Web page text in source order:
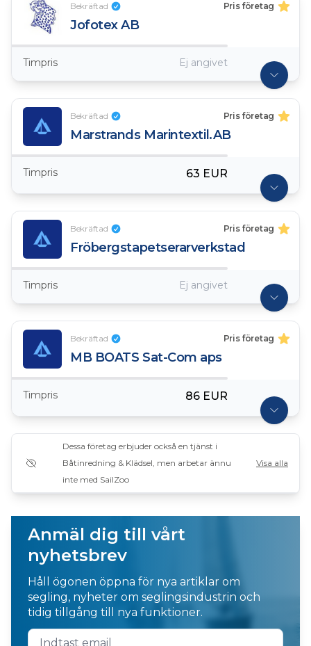
Bekräftad Pris företag
Jofotex AB
Timpris Ej angivet
Bekräftad Pris företag
Marstrands Marintextil.AB
Timpris 63 EUR
Bekräftad Pris företag
Fröbergstapetserarverkstad
Timpris Ej angivet
Bekräftad Pris företag
MB BOATS Sat-Com aps
Timpris 86 EUR
Dessa företag erbjuder också en tjänst i
Båtinredning & Klädsel, men arbetar ännu
inte med SailZoo
Visa alla
Anmäl dig till vårt
nyhetsbrev
Håll ögonen öppna för nya artiklar om
segling, nyheter om seglingsindustrin och
tidig tillgång till nya funktioner.